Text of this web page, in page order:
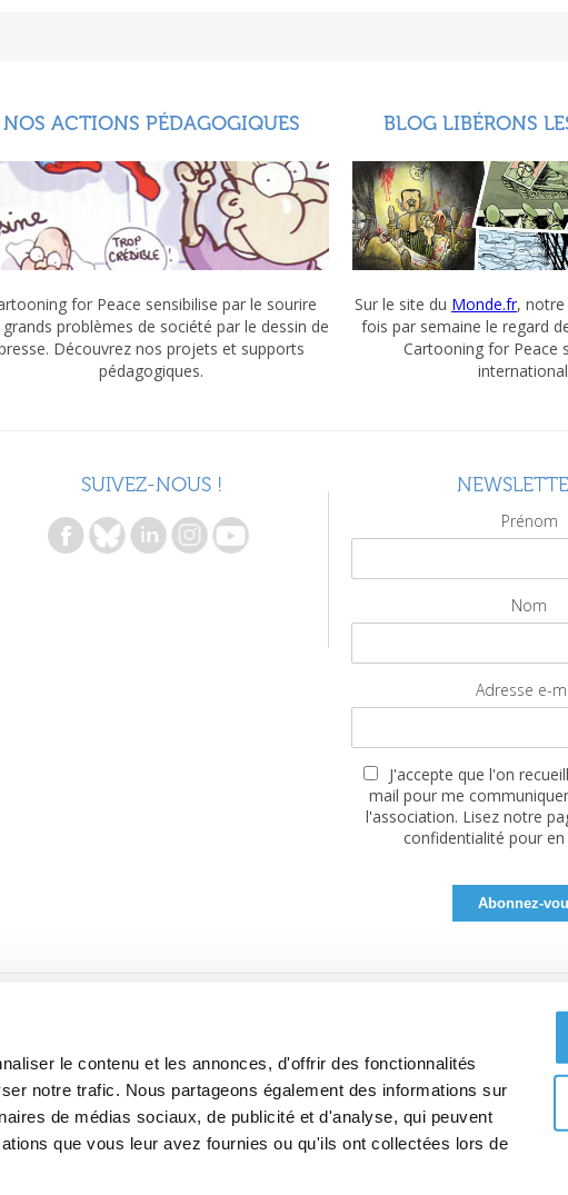
le contenu et les annonces, d'offrir des fonctionnalités
notre trafic. Nous partageons également des informations sur
de médias sociaux, de publicité et d'analyse, qui peuvent
que vous leur avez fournies ou qu'ils ont collectées lors de
NOS ACTIONS PÉDAGOGIQUES
for Peace sensibilise par le sourire
problèmes de société par le dessin de
Découvrez nos projets et supports
pédagogiques.
BLOG LIBÉRONS
Sur le site du Monde.fr, notre
fois par semaine le regard
Cartooning for Peace
SUIVEZ-NOUS !
Prénom
Nom
Adresse e-
J'accepte que l'on
mail pour me
l'association. Lisez notre
confidentialité pour en
le soutien de la MGEN, Mutuelle Santé Prévoyance